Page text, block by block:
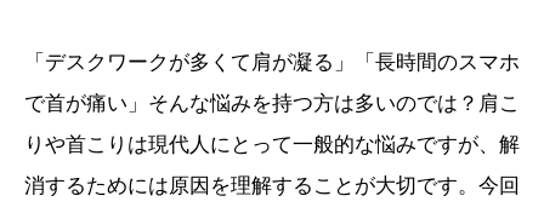
「デスクワークが多くて肩が凝る」「長時間のスマホ
で首が痛い」そんな悩みを持つ方は多いのでは？肩こ
りや首こりは現代人にとって一般的な悩みですが、解
消するためには原因を理解することが大切です。今回